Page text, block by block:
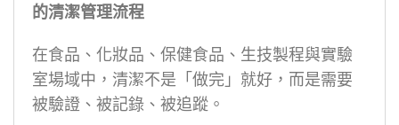
的清潔管理流程
在食品、化妝品、保健食品、生技製程與實驗
室場域中，清潔不是「做完」就好，而是需要
被驗證、被記錄、被追蹤。